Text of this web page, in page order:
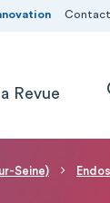
Contact
Revue
Seine)